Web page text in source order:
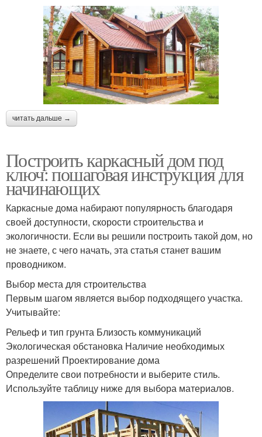
читать дальше →
Построить каркасный дом под
ключ: пошаговая инструкция для
начинающих
Каркасные дома набирают популярность благодаря
своей доступности, скорости строительства и
экологичности. Если вы решили построить такой дом, но
не знаете, с чего начать, эта статья станет вашим
проводником.
Выбор места для строительства
Первым шагом является выбор подходящего участка.
Учитывайте:
Рельеф и тип грунта Близость коммуникаций
Экологическая обстановка Наличие необходимых
разрешений Проектирование дома
Определите свои потребности и выберите стиль.
Используйте таблицу ниже для выбора материалов.